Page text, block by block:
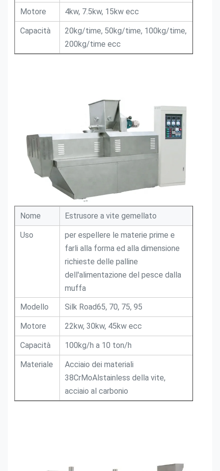
Motore
4kw, 7.5kw, 15kw ecc
Capacità
20kg/time, 50kg/time, 100kg/time,
200kg/time ecc
Nome Estrusore a vite gemellato
Uso
per espellere le materie prime e
farli alla forma ed alla dimensione
richieste delle palline
dell'alimentazione del pesce dalla
muffa
Modello
Silk Road65, 70, 75, 95
Motore 22kw, 30kw, 45kw ecc
Capacità 100kg/h a 10 ton/h
Materiale
Acciaio dei materiali
38CrMoAlstainless della vite,
acciaio al carbonio